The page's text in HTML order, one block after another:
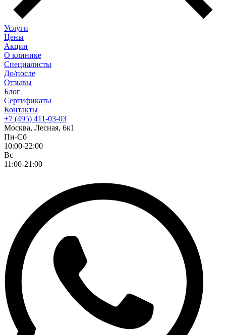
Услуги
Цены
Акции
О клинике
Специалисты
До/после
Отзывы
Блог
Сертификаты
Контакты
+7 (495) 411-03-03
Москва, Лесная, 6к1
Пн-Сб
10:00-22:00
Вс
11:00-21:00